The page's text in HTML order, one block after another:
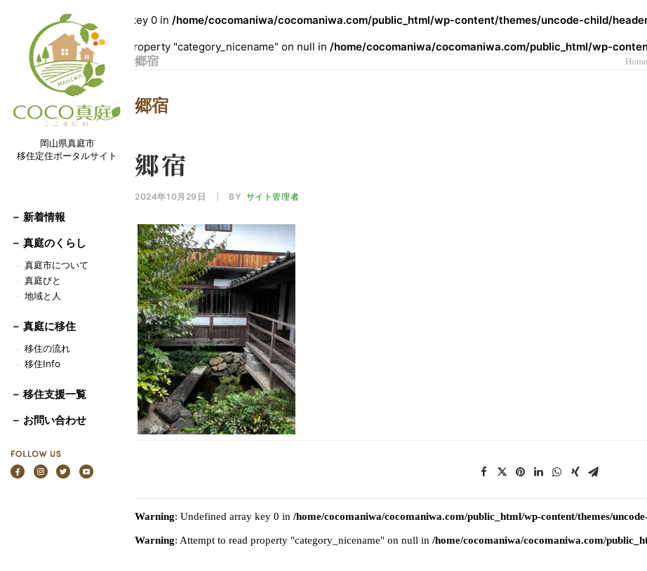
: Undefined array key 0 in /home/cocomaniwa/cocomaniwa.com/public_html/wp-content/themes/uncode-child/
Warning : Attempt to read property "category_nicename" on null in /home/cocomaniwa/cocomaniwa.com/public_html/wp-
岡山県真庭市
移住定住ポータルサイト
－ 新着情報
－ 真庭のくらし
－ 真庭市について
－ 真庭びと
－ 地域と人
－ 真庭に移住
－ 移住の流れ
－ 移住Info
－ 移住支援一覧
－ お問い合わせ
郷宿 Home
郷宿
郷宿
2024年10月29日 BY サイト管理者
Warning: Undefined array key 0 in /home/cocomaniwa/cocomaniwa.com/public_html/wp-content/themes/
Warning: Attempt to read property "category_nicename" on null in /home/cocomaniwa/cocomaniwa.com/